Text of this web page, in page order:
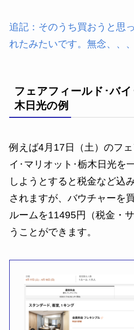
追記：そのうち買おうと思
れたみたいです。無念、、、
フェアフィールド･バ
木日光の例
例えば4月17日（土）のフ
イ･マリオット･栃木日光を
しようとすると税金など込
されますが、バウチャーを
ルームを11495円（税金・
うことができます。